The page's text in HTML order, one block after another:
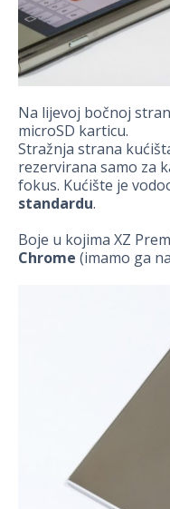
Na lijevoj bočnoj
microSD karticu.
Stražnja strana
rezervirana samo za
fokus. Kućište je
standardu.
Boje u kojima XZ
Chrome (imamo ga